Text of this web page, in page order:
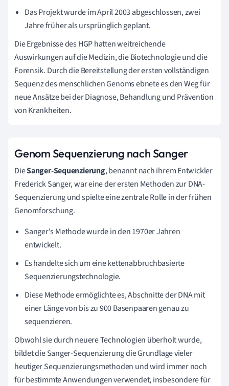
Das Projekt wurde im April 2003 abgeschlossen, zwei
Jahre früher als ursprünglich geplant.
Die Ergebnisse des HGP hatten weitreichende
Auswirkungen auf die Medizin, die Biotechnologie und die
Forensik. Durch die Bereitstellung der ersten vollständigen
Sequenz des menschlichen Genoms ebnete es den Weg für
neue Ansätze bei der Diagnose, Behandlung und Prävention
von Krankheiten.
Genom Sequenzierung nach Sanger
DieSanger-Sequenzierung, benannt nach ihrem Entwickler
Frederick Sanger, war eine der ersten Methoden zur DNA-
Sequenzierung und spielte eine zentrale Rolle in der frühen
Genomforschung.
Sanger's Methode wurde in den 1970er Jahren
entwickelt.
Es handelte sich um eine kettenabbruchbasierte
Sequenzierungstechnologie.
Diese Methode ermöglichte es, Abschnitte der DNA mit
einer Länge von bis zu 900 Basenpaaren genau zu
sequenzieren.
Obwohl sie durch neuere Technologien überholt wurde,
bildet die Sanger-Sequenzierung die Grundlage vieler
heutiger Sequenzierungsmethoden und wird immer noch
für bestimmte Anwendungen verwendet, insbesondere für